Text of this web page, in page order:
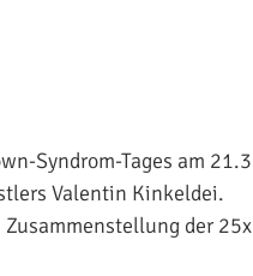
Syndrom-Tages am
Valentin Kinkeldei.
der